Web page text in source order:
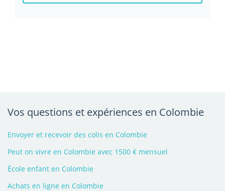
Vos questions et expériences en Colombie
Envoyer et recevoir des colis en Colombie
Peut on vivre en Colombie avec 1500 € mensuel
École enfant en Colombie
Achats en ligne en Colombie